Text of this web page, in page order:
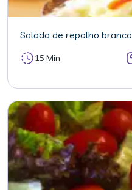
Salada de repolho branco
15 Min